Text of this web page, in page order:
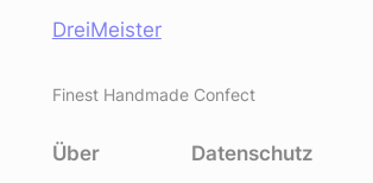
DreiMeister
Finest Handmade Confect
Über Datenschutz